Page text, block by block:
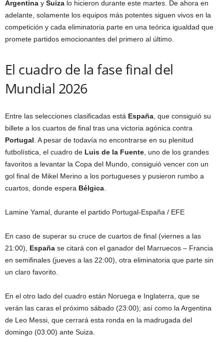
Argentina y Suiza lo hicieron durante este martes. De ahora en
adelante, solamente los equipos más potentes siguen vivos en la
competición y cada eliminatoria parte en una teórica igualdad que
promete partidos emocionantes del primero al último.
El cuadro de la fase final del
Mundial 2026
Entre las selecciones clasificadas está España , que consiguió su
billete a los cuartos de final tras una victoria agónica contra
Portugal . A pesar de todavía no encontrarse en su plenitud
futbolística, el cuadro de Luis de la Fuente , uno de los grandes
favoritos a levantar la Copa del Mundo, consiguió vencer con un
gol final de Mikel Merino a los portugueses y pusieron rumbo a
cuartos, donde espera Bélgica
Lamine Yamal, durante el partido Portugal-España / EFE
En caso de superar su cruce de cuartos de final (viernes a las
21:00), España se citará con el ganador del Marruecos – Francia
en semifinales (jueves a las 22:00), otra eliminatoria que parte sin
un claro favorito.
En el otro lado del cuadro están Noruega e Inglaterra, que se
verán las caras el próximo sábado (23:00); así como la Argentina
de Leo Messi, que cerrará esta ronda en la madrugada del
domingo (03:00) ante Suiza.